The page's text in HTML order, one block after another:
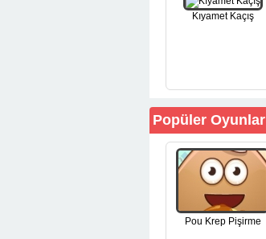
Kıyamet Kaçış
Popüler Oyunlar
Pou Krep Pişirme